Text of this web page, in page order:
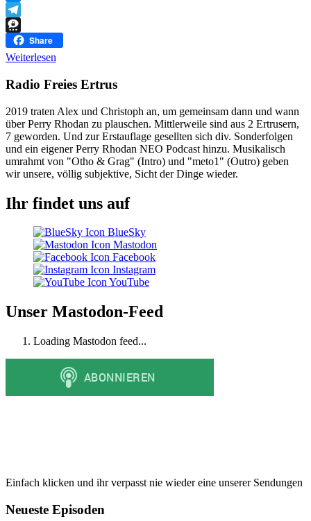
Messenger
Telegram
Threema
Share
Weiterlesen
Radio Freies Ertrus
2019 traten Alex und Christoph an, um gemeinsam dann und wann
über Perry Rhodan zu plauschen. Mittlerweile sind aus 2 Ertrusern,
7 geworden. Und zur Erstauflage gesellten sich div. Sonderfolgen
und ein eigener Perry Rhodan NEO Podcast hinzu. Musikalisch
umrahmt von "Otho & Grag" (Intro) und "meto1" (Outro) geben
wir unsere, völlig subjektive, Sicht der Dinge wieder.
Ihr findet uns auf
BlueSky
Mastodon
Facebook
Instagram
YouTube
Unser Mastodon-Feed
Loading Mastodon feed...
Einfach klicken und ihr verpasst nie wieder eine unserer Sendungen
Neueste Episoden